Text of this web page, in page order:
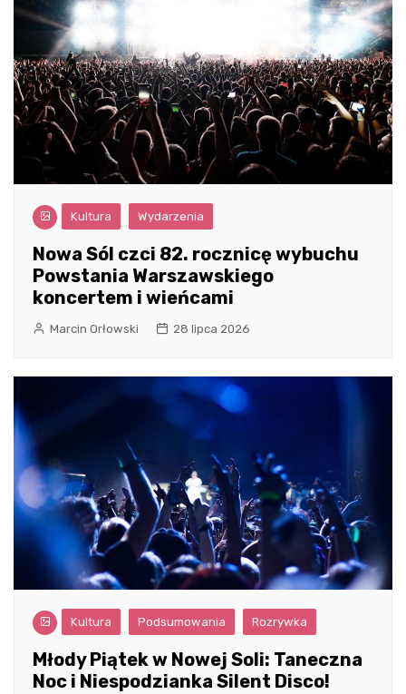
Kultura Wydarzenia
Nowa Sól czci 82. rocznicę wybuchu
Powstania Warszawskiego
koncertem i wieńcami
Marcin Orłowski 28 lipca 2026
Kultura Podsumowania Rozrywka
Młody Piątek w Nowej Soli: Taneczna
Noc i Niespodzianka Silent Disco!